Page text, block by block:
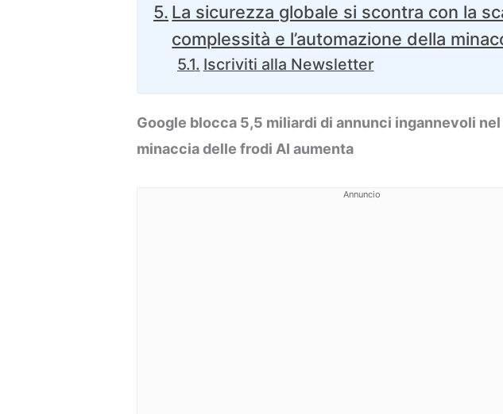
La sicurezza globale si scontra con la
complessità e l’automazione della
Iscriviti alla Newsletter
Google blocca 5,5 miliardi di annunci ingannevoli
minaccia delle frodi AI aumenta
Annuncio